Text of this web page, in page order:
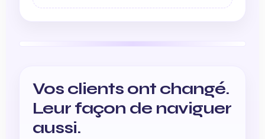
Vos clients ont changé.
Leur façon de naviguer
aussi.